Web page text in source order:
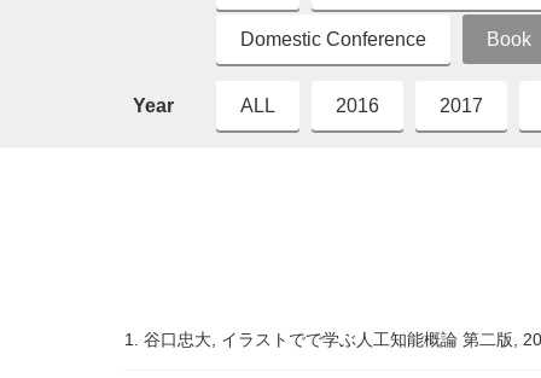
Domestic Conference Book
Year ALL 2016 2017
1. 谷口忠大, イラストでで学ぶ人工知能概論 第二版,